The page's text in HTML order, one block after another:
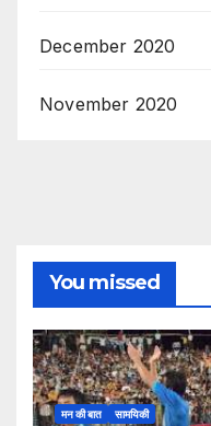
December 2020
November 2020
You missed
मन की बात सामयिकी